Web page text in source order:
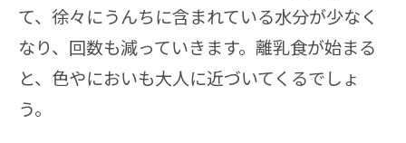
て、徐々にうんちに含まれている水分が少なく
なり、回数も減っていきます。離乳食が始まる
と、色やにおいも大人に近づいてくるでしょ
う。